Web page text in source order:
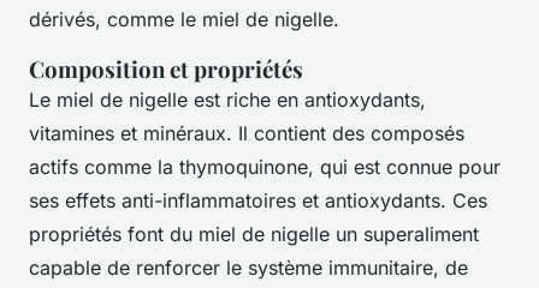
dérivés, comme le miel de nigelle.
Composition et propriétés
Le miel de nigelle est riche en antioxydants,
vitamines et minéraux. Il contient des composés
actifs comme la thymoquinone, qui est connue pour
ses effets anti-inflammatoires et antioxydants. Ces
propriétés font du miel de nigelle un superaliment
capable de renforcer le système immunitaire, de